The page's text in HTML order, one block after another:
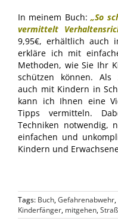
In meinem Buch:„So
vermittelt
9,95€, erhältlich auch
erkläre ich mit
Methoden, wie Sie Ihr
schützen können. Als
auch mit Kindern in
kann ich Ihnen eine
Tipps vermitteln.
Techniken notwendig,
einfachen und
Kindern und
Tags: Buch,Gefahrenabwehr,
Kinderfänger, mitgehen,